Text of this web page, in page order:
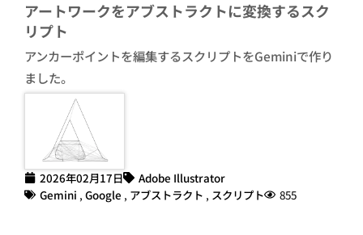
アートワークをアブストラクトに変換するスク
リプト
アンカーポイントを編集するスクリプトをGeminiで作り
ました。
2026年02月17日
Adobe Illustrator
Gemini , Google , アブストラクト , スクリプト 855